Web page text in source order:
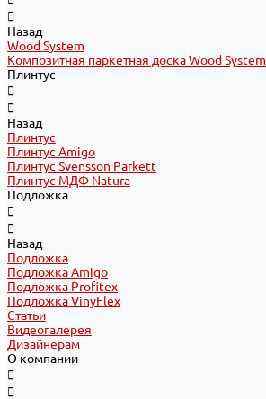
Назад
Wood System
Композитная паркетная доска Wood System
Плинтус
Назад
Плинтус
Плинтус Amigo
Плинтус Svensson Parkett
Плинтус МДФ Natura
Подложка
Назад
Подложка
Подложка Amigo
Подложка Profitex
Подложка VinyFlex
Статьи
Видеогалерея
Дизайнерам
О компании